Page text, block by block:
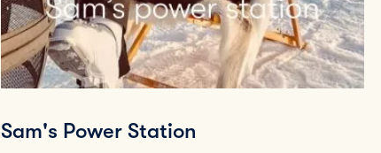
Sam's Power Station